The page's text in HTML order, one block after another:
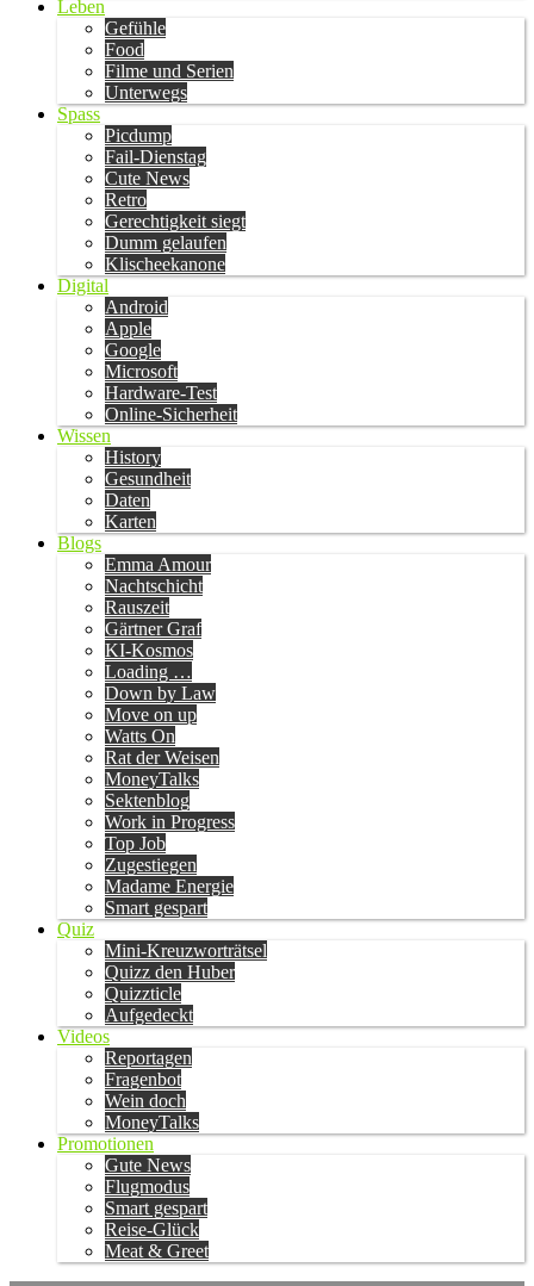
Leben
Gefühle
Food
Filme und Serien
Unterwegs
Spass
Picdump
Fail-Dienstag
Cute News
Retro
Gerechtigkeit siegt
Dumm gelaufen
Klischeekanone
Digital
Android
Apple
Google
Microsoft
Hardware-Test
Online-Sicherheit
Wissen
History
Gesundheit
Daten
Karten
Blogs
Emma Amour
Nachtschicht
Rauszeit
Gärtner Graf
KI-Kosmos
Loading …
Down by Law
Move on up
Watts On
Rat der Weisen
MoneyTalks
Sektenblog
Work in Progress
Top Job
Zugestiegen
Madame Energie
Smart gespart
Quiz
Mini-Kreuzworträtsel
Quizz den Huber
Quizzticle
Aufgedeckt
Videos
Reportagen
Fragenbot
Wein doch
MoneyTalks
Promotionen
Gute News
Flugmodus
Smart gespart
Reise-Glück
Meat & Greet